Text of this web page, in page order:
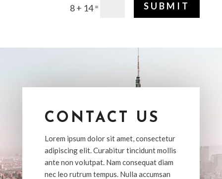
8 + 14= SUBMIT
CONTACT US
Lorem ipsum dolor sit amet, consectetur
adipiscing elit. Curabitur tincidunt mollis
ante non volutpat. Nam consequat diam
nec leo rutrum tempus. Nulla accumsan